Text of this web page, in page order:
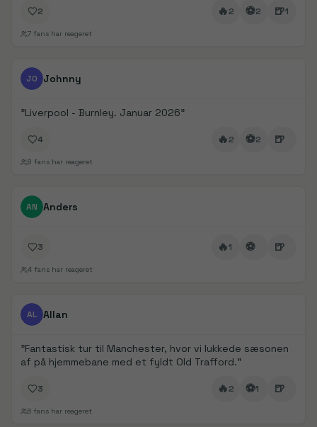
2 🔥2 ⚽2 🍺1
7 fans har reageret
FanDays bidrag
JO Johnny
"Liverpool - Burnley. Januar 2026"
4 🔥2 ⚽2 🍺
8 fans har reageret
FanDays bidrag
AN Anders
3 🔥1 ⚽ 🍺
4 fans har reageret
FanDays bidrag
AL Allan
"Fantastisk tur til Manchester, hvor vi lukkede sæsonen
af på hjemmebane med et fyldt Old Trafford."
3 🔥2 ⚽1 🍺
6 fans har reageret